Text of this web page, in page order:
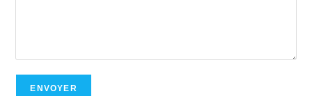
ENVOYER